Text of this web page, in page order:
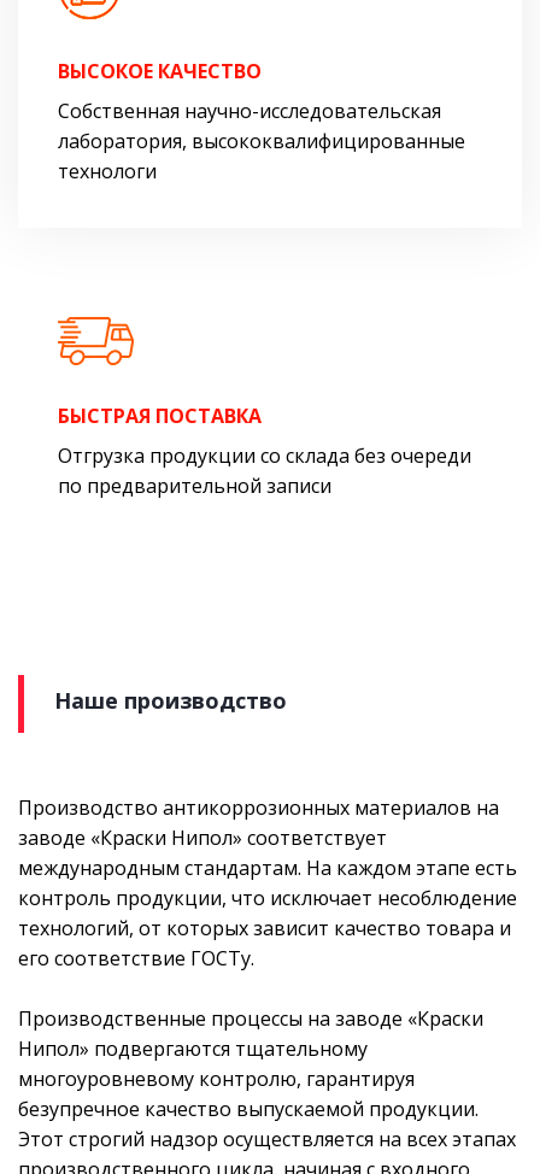
ВЫСОКОЕ КАЧЕСТВО
Собственная научно-исследовательская
лаборатория, высококвалифицированные
технологи
БЫСТРАЯ ПОСТАВКА
Отгрузка продукции со склада без очереди
по предварительной записи
Наше производство
Производство антикоррозионных материалов на
заводе «Краски Нипол» соответствует
международным стандартам. На каждом этапе есть
контроль продукции, что исключает несоблюдение
технологий, от которых зависит качество товара и
его соответствие ГОСТу.
Производственные процессы на заводе «Краски
Нипол» подвергаются тщательному
многоуровневому контролю, гарантируя
безупречное качество выпускаемой продукции.
Этот строгий надзор осуществляется на всех этапах